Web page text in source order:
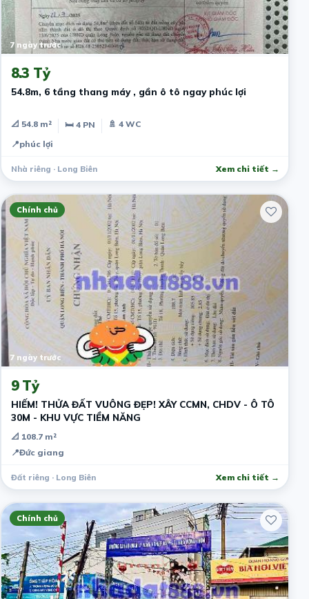
7 ngày trước
8.3 Tỷ
54.8m, 6 tầng thang máy , gần ô tô ngay phúc lợi
📐 54.8 m² 🛏 4 PN
🚿 4 WC
📍phúc lợi
Nhà riêng · Long Biên Xem chi tiết →
Chính chủ
7 ngày trước
9 Tỷ
HIẾM! THỬA ĐẤT VUÔNG ĐẸP! XÂY CCMN, CHDV - Ô TÔ
30M - KHU VỰC TIỀM NĂNG
📐 108.7 m²
📍Đức giang
Đất riêng · Long Biên Xem chi tiết →
Chính chủ